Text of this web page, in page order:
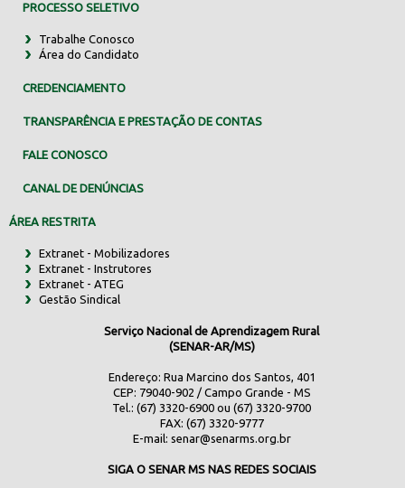
PROCESSO SELETIVO
Trabalhe Conosco
Área do Candidato
CREDENCIAMENTO
TRANSPARÊNCIA E PRESTAÇÃO DE CONTAS
FALE CONOSCO
CANAL DE DENÚNCIAS
ÁREA RESTRITA
Extranet - Mobilizadores
Extranet - Instrutores
Extranet - ATEG
Gestão Sindical
Serviço Nacional de Aprendizagem Rural
(SENAR-AR/MS)
Endereço: Rua Marcino dos Santos, 401
CEP: 79040-902 / Campo Grande - MS
Tel.: (67) 3320-6900 ou (67) 3320-9700
FAX: (67) 3320-9777
E-mail: senar@senarms.org.br
SIGA O SENAR MS NAS REDES SOCIAIS